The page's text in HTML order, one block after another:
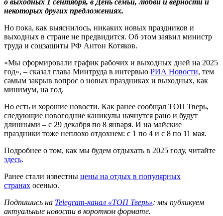
некоторых других предложениях.
Но пока, как выяснилось, никаких новых праздников и
выходных в стране не предвидится. Об этом заявил министр
труда и соцзащиты РФ Антон Котяков.
«Мы сформировали график рабочих и выходных дней на 2025
год», – сказал глава Минтруда в интервью РИА Новости, тем
самым закрыв вопрос о новых праздниках и выходных, как
минимум, на год.
Но есть и хорошие новости. Как ранее сообщал ТОП Тверь,
следующие новогодние каникулы начнутся рано и будут
длинными – с 29 декабря по 8 января. И на майские
праздники тоже неплохо отдохнем: с 1 по 4 и с 8 по 11 мая.
Подробнее о том, как мы будем отдыхать в 2025 году, читайте
здесь.
Ранее стали известны цены на отдых в популярных
странах осенью.
Подпишись на Telegram-канал «ТОП Тверь»: мы публикуем
актуальные новости в коротком формате.